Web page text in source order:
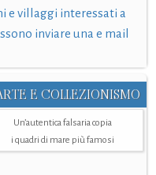
e villaggi interessati a
inviare una e mail
E COLLEZIONISMO
Un’autentica falsaria copia
i quadri di mare più famosi